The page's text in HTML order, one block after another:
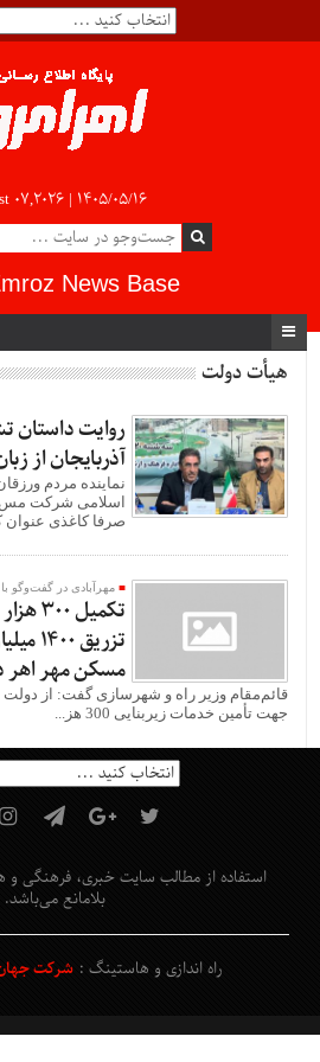
07,2026 | ۱۴۰۵/۰۵/۱۶
News Base
هیأت دولت
روایت
آذربایجان از
نماینده مردم
اسلامی شرکت مس
صرفا کاغذی عنوان
مهرآبادی در گفت‌وگو
مسکن مهر اهر
جهت تأمین خدمات زیربنایی 300 هز...
استفاده از مطالب سایت خبری، فرهنگی و
بلامانع می‌باشد.
راه اندازی و هاستینگ :شرکت جهان